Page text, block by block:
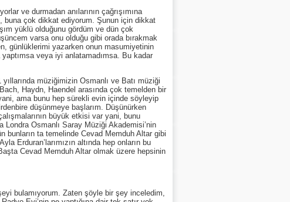
ve durmadan anılarının çağrışımına
buna çok dikkat ediyorum. Şunun için dikkat
yüklü olduğunu gördüm ve dün çok
varsa onu olduğu gibi orada bırakmak
günlüklerimi yazarken onun masumiyetinin
veya iyi anlatamadımsa. Bu kadar
müziğimizin Osmanlı ve Batı müziği
Haydn, Haendel arasında çok temelden bir
ama bunu hep sürekli evin içinde söyleyip
düşünmeye başlarım. Düşünürken
büyük etkisi var yani, bunu
Osmanlı Saray Müziği Akademisi’nin
bunların ta temelinde Cevad Memduh Altar gibi
Erduran’larımızın altında hep onların bu
Cevad Memduh Altar olmak üzere hepsinin
bulamıyorum. Zaten şöyle bir şey inceledim,